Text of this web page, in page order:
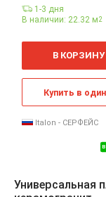
В
1-3 дня
В наличии: 22.32 м2
В КОРЗИНУ
Купить в
Italon - СЕРФЕЙС
Универсальная